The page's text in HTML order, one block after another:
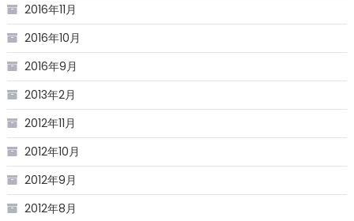
2016年11月
2016年10月
2016年9月
2013年2月
2012年11月
2012年10月
2012年9月
2012年8月